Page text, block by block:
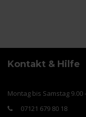
Kontakt & Hilfe
Montag bis Samstag 9.00
07121 679 80 18